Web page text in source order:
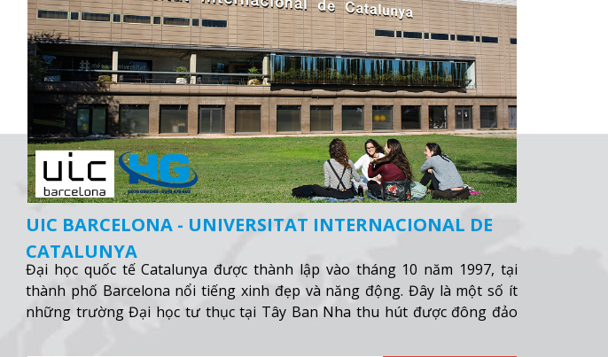
UIC BARCELONA - UNIVERSITAT INTERNACIONAL DE
CATALUNYA
Đại học quốc tế Catalunya được thành lập vào tháng 10 năm 1997, tại
thành phố Barcelona nổi tiếng xinh đẹp và năng động. Đây là một số ít
những trường Đại học tư thục tại Tây Ban Nha thu hút được đông đảo